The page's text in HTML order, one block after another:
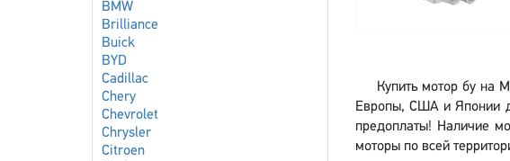
BMW
Brilliance
Buick
BYD
Cadillac
Chery
Chevrolet
Chrysler
Citroen
Купить мотор бу на
Европы, США и Японии
предоплаты! Наличие
моторы по всей